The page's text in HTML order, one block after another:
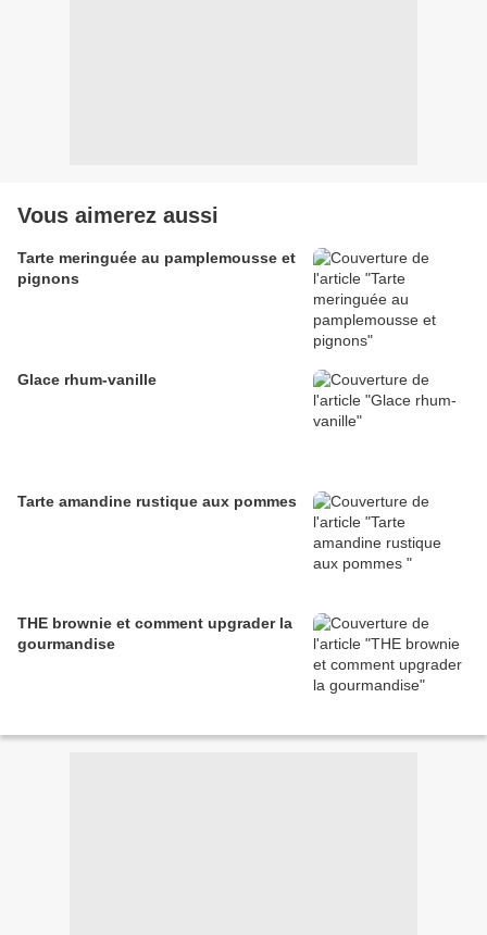
Vous aimerez aussi
Tarte meringuée au pamplemousse et
pignons
Glace rhum-vanille
Tarte amandine rustique aux pommes
THE brownie et comment upgrader la
gourmandise